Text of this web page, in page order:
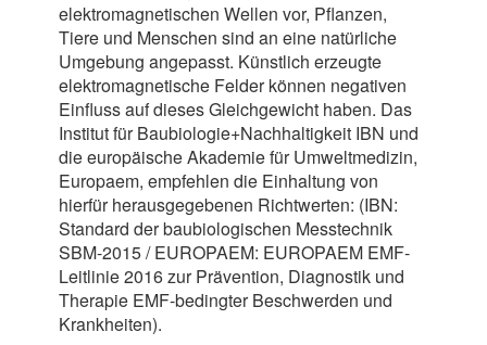
elektromagnetischen Wellen vor, Pflanzen,
Tiere und Menschen sind an eine natürliche
Umgebung angepasst. Künstlich erzeugte
elektromagnetische Felder können negativen
Einfluss auf dieses Gleichgewicht haben. Das
Institut für Baubiologie+Nachhaltigkeit IBN und
die europäische Akademie für Umweltmedizin,
Europaem, empfehlen die Einhaltung von
hierfür herausgegebenen Richtwerten: (IBN:
Standard der baubiologischen Messtechnik
SBM-2015 / EUROPAEM: EUROPAEM EMF‐
Leitlinie 2016 zur Prävention, Diagnostik und
Therapie EMF‐bedingter Beschwerden und
Krankheiten).